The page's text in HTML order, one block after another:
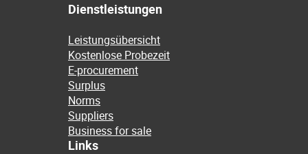
Dienstleistungen
Leistungsübersicht
Kostenlose Probezeit
E-procurement
Surplus
Norms
Suppliers
Business for sale
Links